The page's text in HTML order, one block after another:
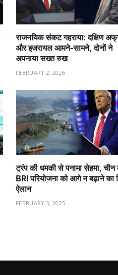
राजनयिक संकट गहराया: दक्षिण
और इजरायल आमने-सामने, दोनों ने
अपनाया सख्त रुख
FEBRUARY 2, 2026
ट्रंप की धमकी से पनामा सेहमा, चीन
BRI परियोजना को आगे न बढ़ाने का
ऐलान
FEBRUARY 3, 2025